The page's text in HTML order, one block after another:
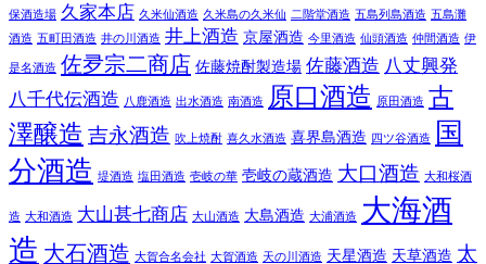
保酒造場 久家本店 久米仙酒造 久米島の久米仙 二階堂酒造 五島列島酒造 五島灘
酒造 五町田酒造 井の川酒造 井上酒造 京屋酒造 今里酒造 仙頭酒造 仲間酒造 伊
是名酒造 佐夛宗二商店 佐藤焼酎製造場 佐藤酒造 八丈興発
八千代伝酒造
八鹿酒造 出水酒造 南酒造 原口酒造 原田酒造 古
澤醸造 吉永酒造 吹上焼酎 喜久水酒造 喜界島酒造 四ツ谷酒造
国
分酒造 堤酒造 塩田酒造 壱岐の華 壱岐の蔵酒造 大口酒造 大和桜酒
造 大和酒造 大山甚七商店 大山酒造 大島酒造 大浦酒造
大海酒
造 大石酒造 大賀合名会社 大賀酒造 天の川酒造 天星酒造 天草酒造 太